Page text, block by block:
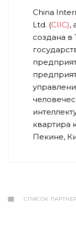
China
Ltd. (CIIC),
создана в
квартира
Пекине,
СПИСОК